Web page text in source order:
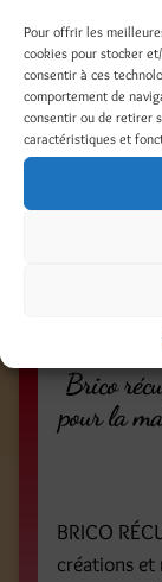
Pour offrir les
cookies pour stocker
consentir à ces
comportement de
consentir ou de retirer
caractéristiques et
Textes,
SAEP / 76
(PAPER
Brico
pour la
BRICO
créations et